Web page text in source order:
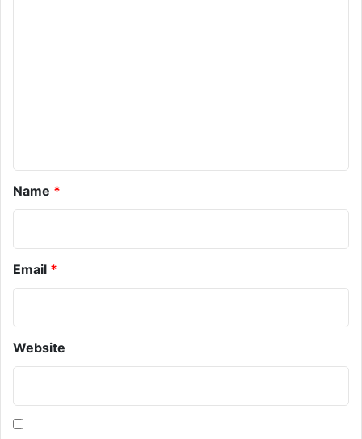
Name *
Email *
Website